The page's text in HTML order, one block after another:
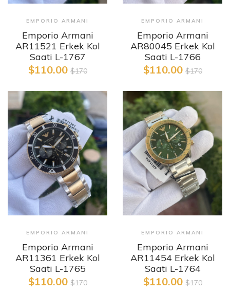
EMPORIO ARMANI
Emporio Armani
AR11521 Erkek Kol
Saati L-1767
$110.00$170
EMPORIO ARMANI
Emporio Armani
AR80045 Erkek Kol
Saati L-1766
$110.00$170
EMPORIO ARMANI
Emporio Armani
AR11361 Erkek Kol
Saati L-1765
$110.00$170
EMPORIO ARMANI
Emporio Armani
AR11454 Erkek Kol
Saati L-1764
$110.00$170